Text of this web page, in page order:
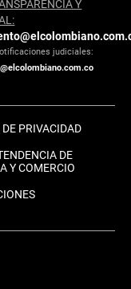
Y
judiciales:
PRIVACIDAD
DE
Y COMERCIO